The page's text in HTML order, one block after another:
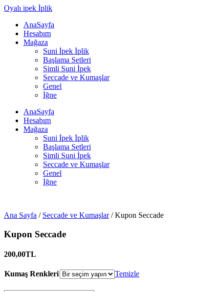
Oyalı ipek İplik
AnaSayfa
Hesabım
Mağaza
Suni İpek İplik
Başlama Setleri
Simli Suni İpek
Seccade ve Kumaşlar
Genel
İğne
AnaSayfa
Hesabım
Mağaza
Suni İpek İplik
Başlama Setleri
Simli Suni İpek
Seccade ve Kumaşlar
Genel
İğne
Ana Sayfa / Seccade ve Kumaşlar/ Kupon Seccade
Kupon Seccade
200,00TL
Kumaş Renkleri Temizle